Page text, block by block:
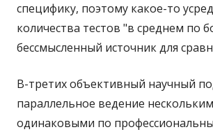
специфику, поэтому какое-то
количества тестов "в среднем по
бессмысленный источник для
В-третих объективный научный
параллельное ведение
одинаковыми по